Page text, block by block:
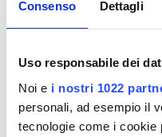
Consenso Dettagli
Uso responsabile dei
Noi e i nostri 1022
personali, ad esempio il
tecnologie come i cookie
distribuite
regalate dall’azienda
Amministrazioni
capillare supportata
campagne
tradizionali per l'anno